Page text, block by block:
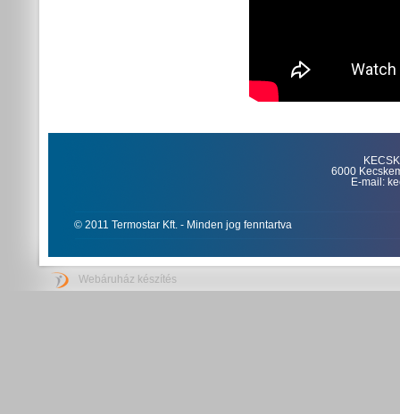
6000
E-mail:
© 2011 Termostar Kft. - Minden jog fenntartva
Webáruház készítés